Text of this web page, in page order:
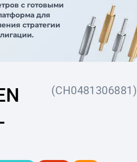
с готовыми
для
стратегии
(CH0481306881)